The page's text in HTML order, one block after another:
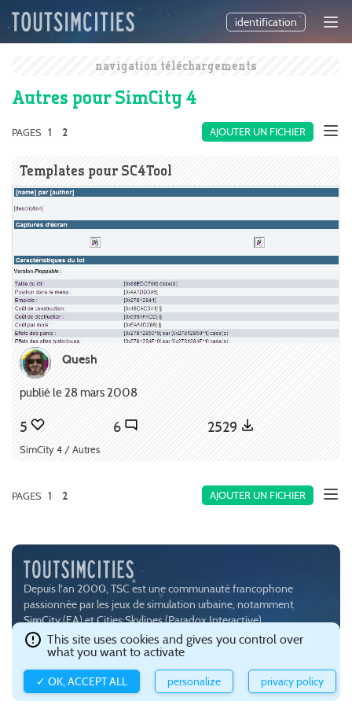
identification
navigation téléchargements
Autres pour SimCity 4
AJOUTER UN FICHIER
PAGES 1 2
Templates pour SC4Tool
Quesh
publié le 28 mars 2008
5 6 2529
SimCity 4 / Autres
AJOUTER UN FICHIER
PAGES 1 2
Depuis l'an 2000, TSC est une communauté francophone
passionnée par les jeux de simulation urbaine, notamment
SimCity (EA) et Cities:Skylines (Paradox Interactive).
Ce site est hébergé avec brio parGandi.Confidentialité et gestion
des cookies.
This site uses cookies and gives you control over
what you want to activate
✓ OK, ACCEPT ALL personalize privacy policy